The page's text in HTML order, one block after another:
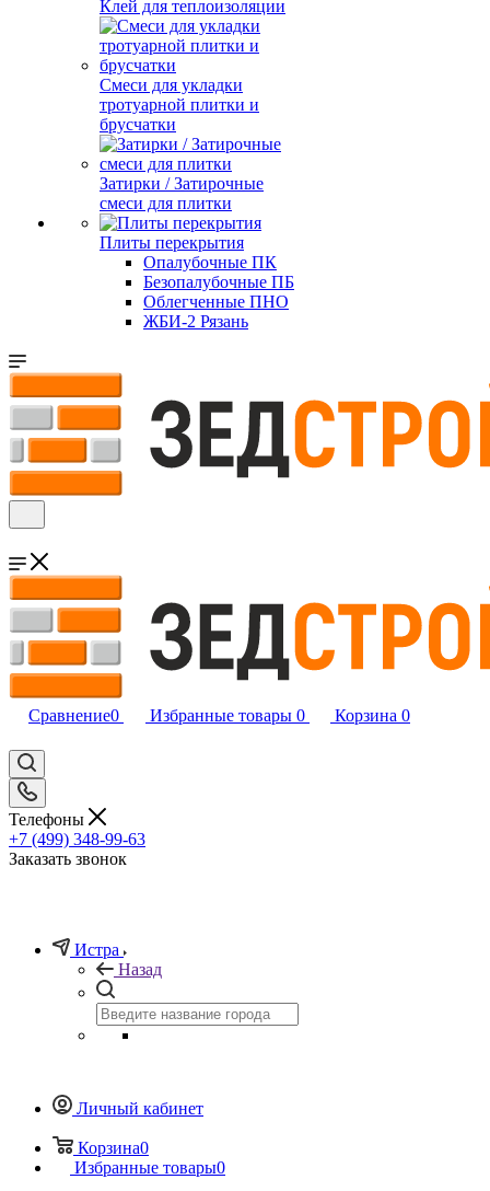
Клей для теплоизоляции
Смеси для укладки
тротуарной плитки и
брусчатки
Затирки / Затирочные
смеси для плитки
Плиты перекрытия
Опалубочные ПК
Безопалубочные ПБ
Облегченные ПНО
ЖБИ-2 Рязань
Сравнение0 Избранные товары 0 Корзина 0
Телефоны
+7 (499) 348-99-63
Заказать звонок
Истра
Назад
Личный кабинет
Корзина0
Избранные товары0